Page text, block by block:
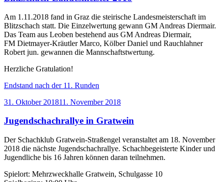
Am 1.11.2018 fand in Graz die steirische Landesmeisterschaft im
Blitzschach statt. Die Einzelwertung gewann GM Andreas Diermair.
Das Team aus Leoben bestehend aus GM Andreas Diermair,
FM Dietmayer-Kräutler Marco, Kölber Daniel und Rauchlahner
Robert jun. gewannen die Mannschaftstwertung.
Herzliche Gratulation!
Endstand nach der 11. Runden
Veröffentlicht
31. Oktober 201811. November 2018
Jugendschachrallye in Gratwein
Der Schachklub Gratwein-Straßengel veranstaltet am 18. November
2018 die nächste Jugendschachrallye. Schachbegeisterte Kinder und
Jugendliche bis 16 Jahren können daran teilnehmen.
Spielort: Mehrzweckhalle Gratwein, Schulgasse 10